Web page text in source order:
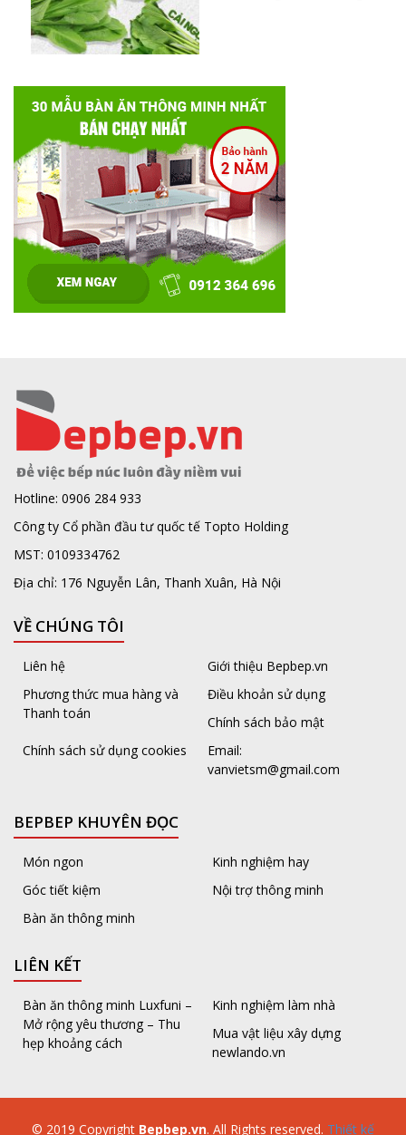
Hotline: 0906 284 933
Công ty Cổ phần đầu tư quốc tế Topto Holding
MST: 0109334762
Địa chỉ: 176 Nguyễn Lân, Thanh Xuân, Hà Nội
VỀ CHÚNG TÔI
Liên hệ
Giới thiệu Bepbep.vn
Phương thức mua hàng và
Thanh toán
Điều khoản sử dụng
Chính sách bảo mật
Chính sách sử dụng cookies
Email:
vanvietsm@gmail.com
BEPBEP KHUYÊN ĐỌC
Món ngon
Kinh nghiệm hay
Góc tiết kiệm
Nội trợ thông minh
Bàn ăn thông minh
LIÊN KẾT
Bàn ăn thông minh Luxfuni –
Mở rộng yêu thương – Thu
hẹp khoảng cách
Kinh nghiệm làm nhà
Mua vật liệu xây dựng
newlando.vn
© 2019 Copyright Bepbep.vn. All Rights reserved. Thiết kế